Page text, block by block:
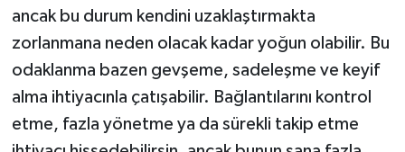
ancak bu durum kendini uzaklaştırmakta
zorlanmana neden olacak kadar yoğun olabilir. Bu
odaklanma bazen gevşeme, sadeleşme ve keyif
alma ihtiyacınla çatışabilir. Bağlantılarını kontrol
etme, fazla yönetme ya da sürekli takip etme